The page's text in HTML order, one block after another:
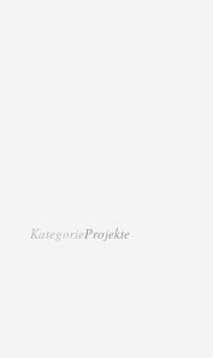
KategorieProjekte